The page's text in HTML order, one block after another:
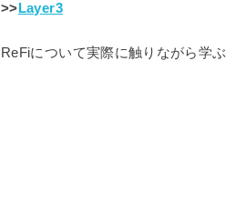
>>Layer3
ReFiについて実際に触りながら学ぶ